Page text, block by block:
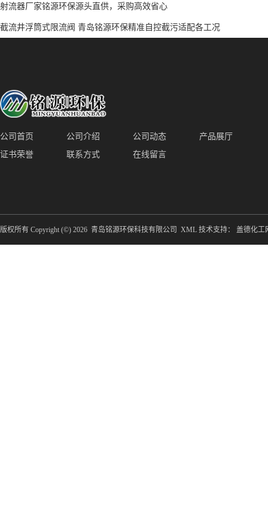
射流器厂家铭源环保源头直供，采购高效省心
截流井浮筒式限流阀 青岛铭源环保精准自控截污适配各工况
公司首页 公司介绍 公司动态
产品展厅
证书荣誉
联系方式 在线留言
版权所有 Copyright (©) 2026 青岛铭源环保科技有限公司 XML 技术支持： 盖德化工